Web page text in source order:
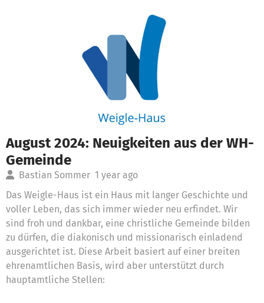
August 2024: Neuigkeiten aus der WH-
Gemeinde
Bastian Sommer 1 year ago
Das Weigle-Haus ist ein Haus mit langer Geschichte und
voller Leben, das sich immer wieder neu erfindet. Wir
sind froh und dankbar, eine christliche Gemeinde bilden
zu dürfen, die diakonisch und missionarisch einladend
ausgerichtet ist. Diese Arbeit basiert auf einer breiten
ehrenamtlichen Basis, wird aber unterstützt durch
hauptamtliche Stellen: